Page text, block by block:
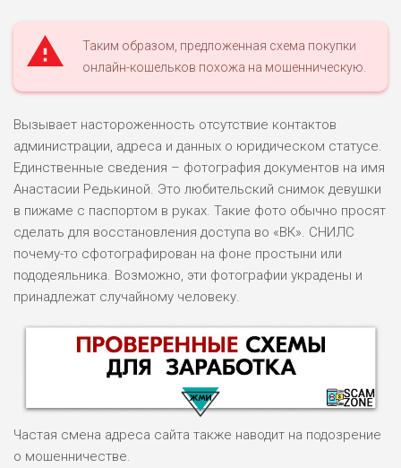
Таким образом, предложенная схема покупки
онлайн-кошельков похожа на мошенническую.
Вызывает настороженность отсутствие контактов
администрации, адреса и данных о юридическом статусе.
Единственные сведения – фотография документов на имя
Анастасии Редькиной. Это любительский снимок девушки
в пижаме с паспортом в руках. Такие фото обычно просят
сделать для восстановления доступа во «ВК». СНИЛС
почему-то сфотографирован на фоне простыни или
пододеяльника. Возможно, эти фотографии украдены и
принадлежат случайному человеку.
Частая смена адреса сайта также наводит на подозрение
о мошенничестве.